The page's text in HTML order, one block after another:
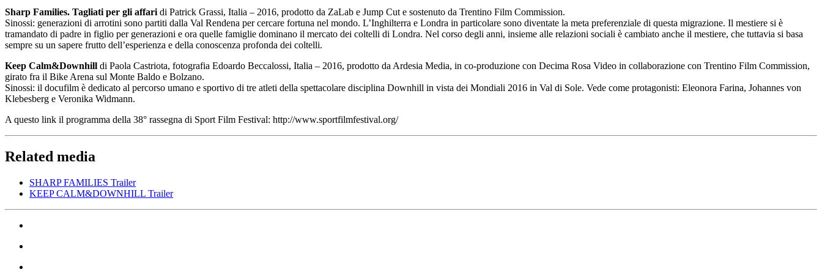
Sharp Families. Tagliati per gli affari di Patrick Grassi, Italia – 2016, prodotto da ZaLab e Jump Cut e sostenuto da Trentino Film Commission.
Sinossi: generazioni di arrotini sono partiti dalla Val Rendena per cercare fortuna nel mondo. L’Inghilterra e Londra in particolare sono diventate la meta preferenziale di questa migrazione. Il mestiere si è
tramandato di padre in figlio per generazioni e ora quelle famiglie dominano il mercato dei coltelli di Londra. Nel corso degli anni, insieme alle relazioni sociali è cambiato anche il mestiere, che tuttavia si basa
sempre su un sapere frutto dell’esperienza e della conoscenza profonda dei coltelli.
Keep Calm&Downhill di Paola Castriota, fotografia Edoardo Beccalossi, Italia – 2016, prodotto da Ardesia Media, in co-produzione con Decima Rosa Video in collaborazione con Trentino Film Commission,
girato fra il Bike Arena sul Monte Baldo e Bolzano.
Sinossi: il docufilm è dedicato al percorso umano e sportivo di tre atleti della spettacolare disciplina Downhill in vista dei Mondiali 2016 in Val di Sole. Vede come protagonisti: Eleonora Farina, Johannes von
Klebesberg e Veronika Widmann.
A questo link il programma della 38° rassegna di Sport Film Festival: http://www.sportfilmfestival.org/
Related media
SHARP FAMILIES Trailer
KEEP CALM&DOWNHILL Trailer